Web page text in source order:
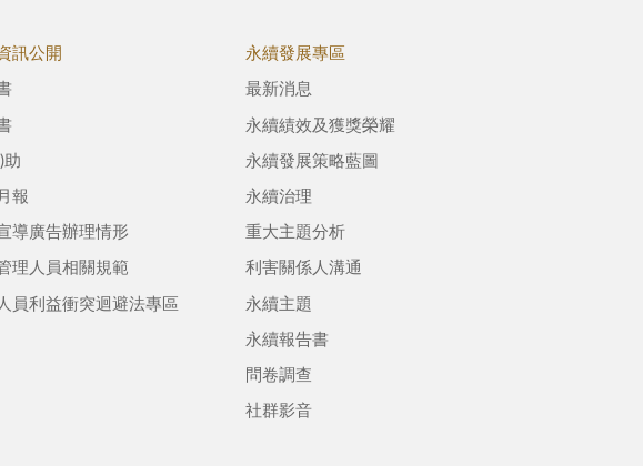
訊公開
助
報
導廣告辦理情形
理人員相關規範
員利益衝突迴避法專區
永續發展專區
最新消息
永續績效及獲獎榮耀
永續發展策略藍圖
永續治理
重大主題分析
利害關係人溝通
永續主題
永續報告書
問卷調查
社群影音